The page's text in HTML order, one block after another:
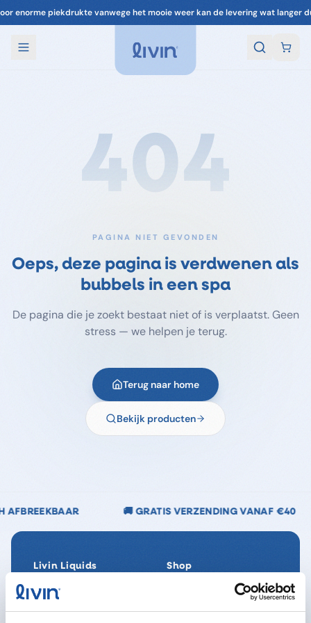
enorme piekdrukte vanwege het mooie weer kan de levering wat langer
404
PAGINA NIET GEVONDEN
Oeps, deze pagina is verdwenen als
bubbels in een spa
De pagina die je zoekt bestaat niet of is verplaatst. Geen
stress — we helpen je terug.
Terug naar home
Bekijk producten
🚚 GRATIS VERZENDING VANAF €40 🌿
Livin Liquids
Ons verhaal
Onze Impact
Shop
SpaReady